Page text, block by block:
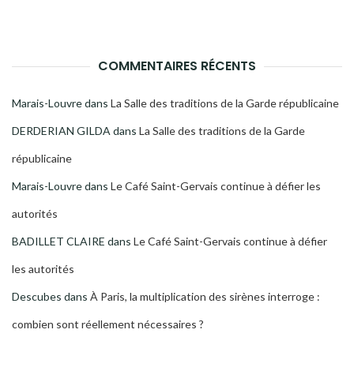
COMMENTAIRES RÉCENTS
Marais-Louvredans La Salle des traditions de la Garde républicaine
DERDERIAN GILDA dans La Salle des traditions de la Garde
républicaine
Marais-Louvredans Le Café Saint-Gervais continue à défier les
autorités
BADILLET CLAIRE dans Le Café Saint-Gervais continue à défier
les autorités
Descubes dans À Paris, la multiplication des sirènes interroge :
combien sont réellement nécessaires ?